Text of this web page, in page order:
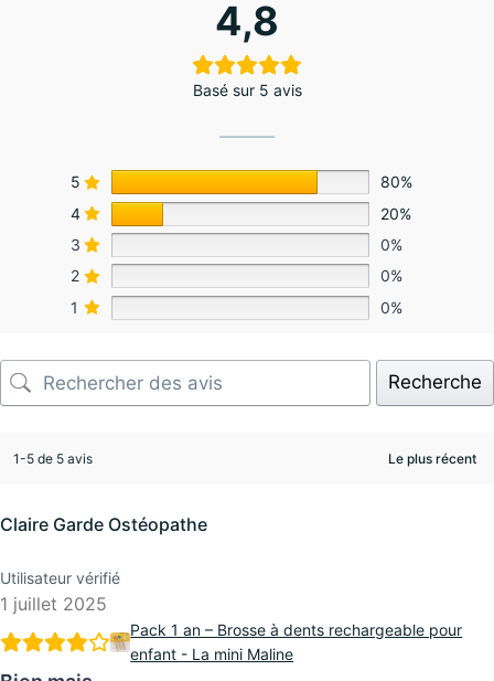
4,8
Basé sur 5 avis
5
80%
4
20%
3
0%
2
0%
1
0%
Recherche
1-5 de 5 avis
Claire Garde Ostéopathe
1 juillet 2025
enfant - La mini Maline
Bien mais